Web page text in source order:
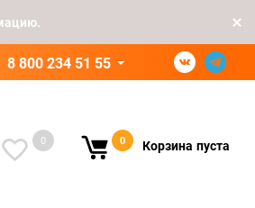
8 800 234 51 55
0 0 Корзина пуста